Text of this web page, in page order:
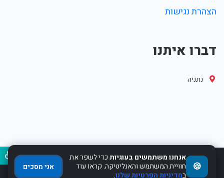
הצהרת נגישות
דברו איתנו
נתניה
2017-2022 Powered by WebHit.co.il 🍪
אנחנו משתמשים בעוגיותכדי לשפר את
חוויית המשתמש והאנליטיקה. קראו עוד
במדיניות הפרטיות שלנו.
אני מסכים